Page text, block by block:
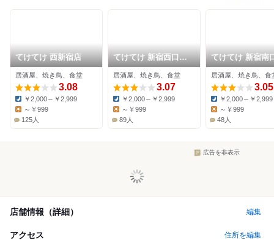
てけてけ 西新宿店
居酒屋、焼き鳥、食堂
3.08
Dinner:
￥2,000～￥2,999
～￥999
125人
てけてけ 新宿西口駅
前店
居酒屋、焼き鳥、食堂
3.07
Dinner:
￥2,000～￥2,999
Lunch:
～￥999
89人
てけてけ 新宿南
居酒屋、焼き鳥、食
3.05
Dinner:
￥2,000～￥2,999
Lunch:
～￥999
48人
広告を非表示
店舗情報（詳細） 編集
アクセス 住所を編集